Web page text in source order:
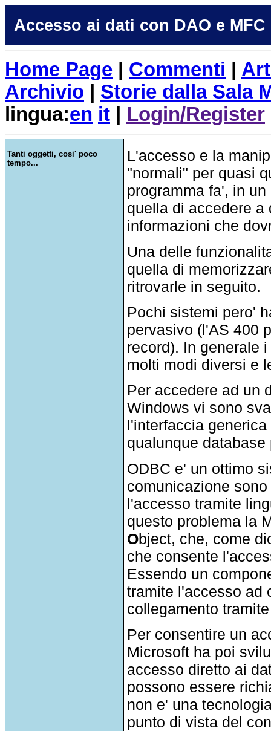
Accesso ai dati con DAO e MFC
Home Page Commenti
Archivio
Storie dalla Sala
lingua:en it Login/Register
Tanti oggetti, cosi' poco
tempo...
L'accesso e la
"normali" per quasi
programma fa', in
quella di accedere a
informazioni che
Una delle
quella di
ritrovarle in seguito.
Pochi sistemi pero'
pervasivo (l'AS 400
record). In generale
molti modi diversi e
Per accedere ad un
Windows vi sono
l'interfaccia
qualunque
ODBC e' un ottimo
comunicazione
l'accesso tramite
questo problema la
Object, che, come
che consente
Essendo un
tramite l'accesso ad
collegamento
Per consentire un
Microsoft ha poi
accesso diretto ai
possono essere
non e' una
punto di vista del